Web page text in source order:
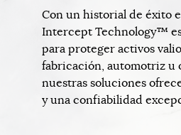
Con un historial de éxito
Intercept Technology™
para proteger activos
fabricación, automotriz u
nuestras soluciones
y una confiabilidad